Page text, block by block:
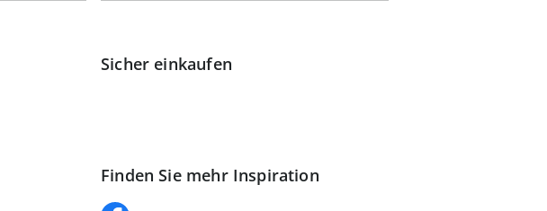
Sicher einkaufen
Finden Sie mehr Inspiration